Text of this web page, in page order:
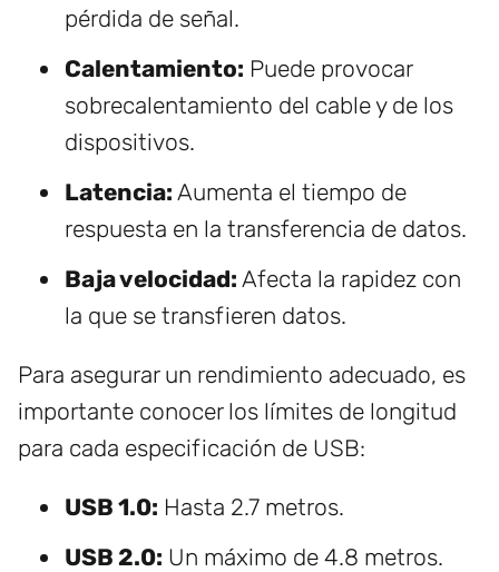
pérdida de señal.
Calentamiento: Puede provocar
sobrecalentamiento del cable y de los
dispositivos.
Latencia: Aumenta el tiempo de
respuesta en la transferencia de datos.
Baja velocidad: Afecta la rapidez con
la que se transfieren datos.
Para asegurar un rendimiento adecuado, es
importante conocer los límites de longitud
para cada especificación de USB:
USB 1.0: Hasta 2.7 metros.
USB 2.0: Un máximo de 4.8 metros.